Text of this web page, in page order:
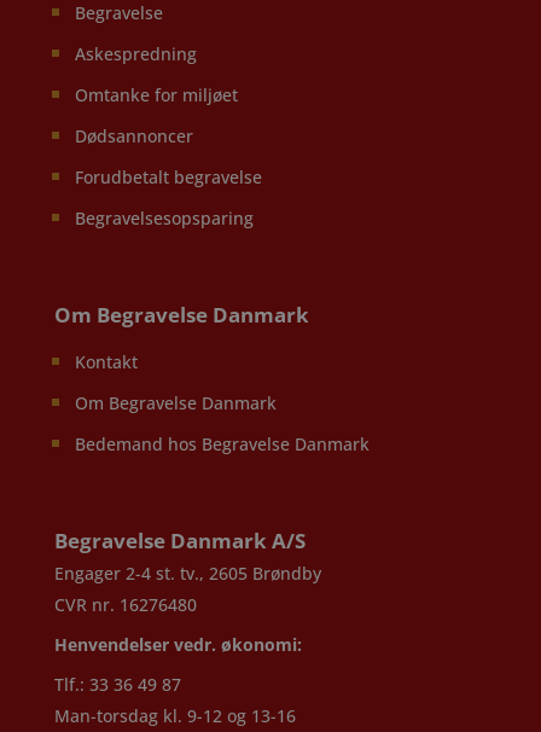
Begravelse
Askespredning
Omtanke for miljøet
Dødsannoncer
Forudbetalt begravelse
Begravelsesopsparing
Om Begravelse Danmark
Kontakt
Om Begravelse Danmark
Bedemand hos Begravelse Danmark
Begravelse Danmark A/S
Engager 2-4 st. tv., 2605 Brøndby
CVR nr. 16276480
Henvendelser vedr. økonomi:
Tlf.: 33 36 49 87
Man-torsdag kl. 9-12 og 13-16